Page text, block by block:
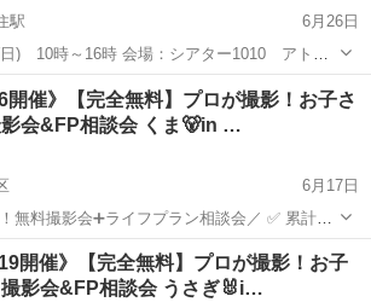
駅
6月26日
日) 10時～16時 会場：シアター1010 アトリ
ーフに
できる子鉄自由研究イベントに レンブロ...
千住駅 育児 自由研究
6開催》【完全無料】プロが撮影！お子さ
影会&FP相談会 くま🐻in …
6月17日
撮影会➕ライフプラン相談会／ ✅ 累計
ベント！ ✅ スマホ・デジカメで撮影し放題 ✅
枚プレゼント♪ ✅ 衣装・小物も無料💛 ✅ ハ
児 カメラマン
19開催》【完全無料】プロが撮影！お子
撮影会&FP相談会 うさぎ🐰i…